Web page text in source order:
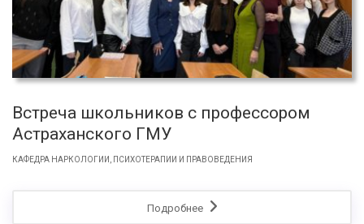
Встреча школьников с профессором
Астраханского ГМУ
КАФЕДРА НАРКОЛОГИИ, ПСИХОТЕРАПИИ И ПРАВОВЕДЕНИЯ
Подробнее